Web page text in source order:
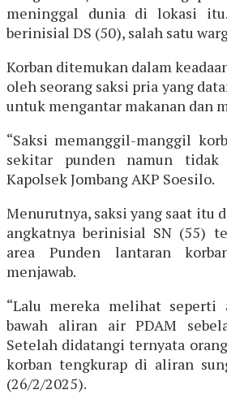
meninggal dunia di lokasi
berinisial DS (50), salah satu
Korban ditemukan dalam
oleh seorang saksi pria yang
untuk mengantar makanan dan
“Saksi memanggil-manggil
sekitar punden namun tidak
Kapolsek Jombang AKP Soesilo.
Menurutnya, saksi yang saat itu
angkatnya berinisial SN (55)
area Punden lantaran
menjawab.
“Lalu mereka melihat
bawah aliran air PDAM
Setelah didatangi ternyata
korban tengkurap di aliran
(26/2/2025).